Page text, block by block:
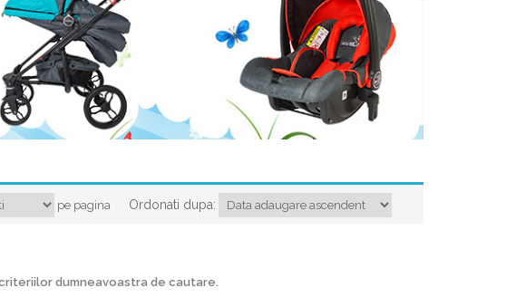
Ordonati dupa:
pe pagina
dumneavoastra de cautare.